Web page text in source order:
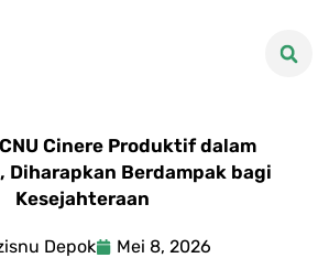
Cinere Produktif dalam
Diharapkan Berdampak bagi
Kesejahteraan
Depok Mei 8, 2026